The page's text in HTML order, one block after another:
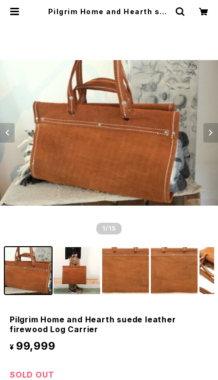
Pilgrim Home and Hearth sue
1 /15
Pilgrim Home and Hearth suede leather
firewood Log Carrier
¥ 99,999
SOLD OUT